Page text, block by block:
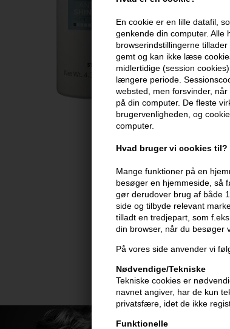
En cookie er en lille datafil,
genkende din computer. Alle
browserindstillingerne
gemt og kan ikke læse
midlertidige (session
længere periode.
websted, men forsvinder,
på din computer. De fleste
brugervenligheden, og
computer.
Hvad bruger vi cookies til?
Mange funktioner på en
besøger en hjemmeside, så
gør derudover brug af både
side og tilbyde relevant
tilladt en tredjepart, som
din browser, når du besøger
På vores side anvender vi
Nødvendige/Tekniske
Tekniske cookies er
navnet angiver, har de kun
privatsfære, idet de ikke
Funktionelle